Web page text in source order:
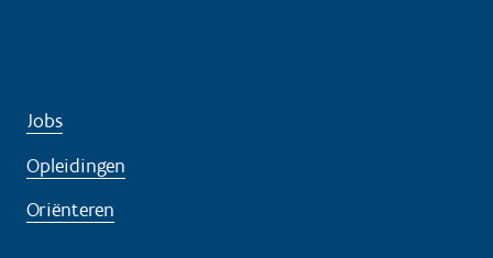
Jobs
Opleidingen
Oriënteren